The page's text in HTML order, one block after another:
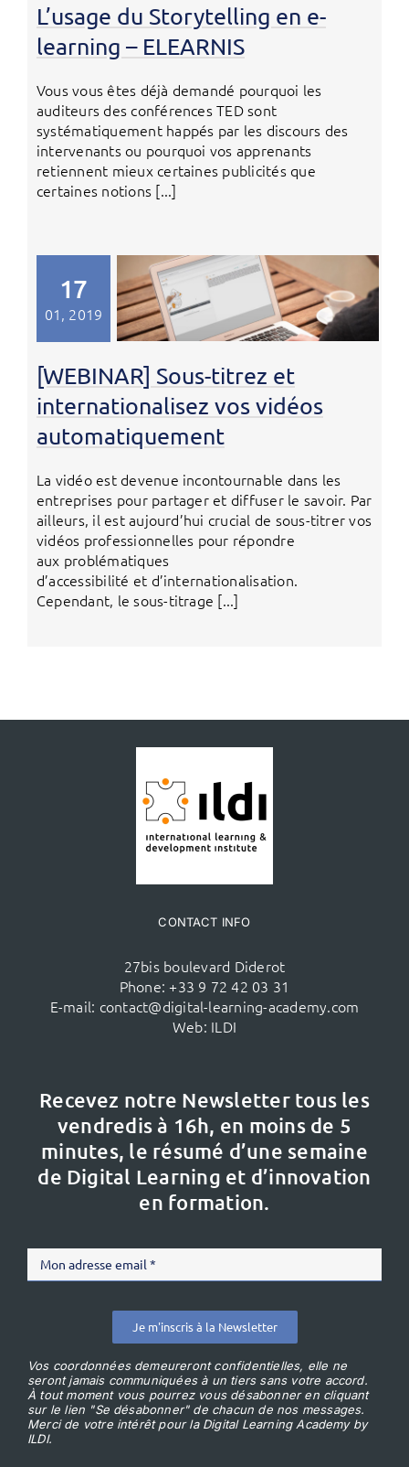
L’usage du Storytelling en e-
learning – ELEARNIS
Vous vous êtes déjà demandé pourquoi les
auditeurs des conférences TED sont
systématiquement happés par les discours des
intervenants ou pourquoi vos apprenants
retiennent mieux certaines publicités que
certaines notions [...]
17
01, 2019
[WEBINAR] Sous-titrez et
internationalisez vos vidéos
automatiquement
La vidéo est devenue incontournable dans les
entreprises pour partager et diffuser le savoir. Par
ailleurs, il est aujourd’hui crucial de sous-titrer vos
vidéos professionnelles pour répondre
aux problématiques
d’accessibilité et d’internationalisation.
Cependant, le sous-titrage [...]
CONTACT INFO
27bis boulevard Diderot
Phone: +33 9 72 42 03 31
E-mail: contact@digital-learning-academy.com
Web: ILDI
Recevez notre Newsletter tous les
vendredis à 16h, en moins de 5
minutes, le résumé d’une semaine
de Digital Learning et d’innovation
en formation.
Je m'inscris à la Newsletter
Vos coordonnées demeureront confidentielles, elle ne
seront jamais communiquées à un tiers sans votre accord.
À tout moment vous pourrez vous désabonner en cliquant
sur le lien "Se désabonner" de chacun de nos messages.
Merci de votre intérêt pour la Digital Learning Academy by
ILDI.